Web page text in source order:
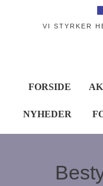
VI STYRKER
FORSIDE
NYHEDER